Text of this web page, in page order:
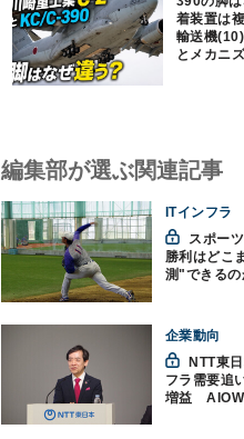
着装置は
輸送機
とメカニ
編集部が選ぶ関連記事
ITインフラ
勝利はどこ
測"できる
NTT東日本
がAI活用
企業動向
NTT東日本、AIイン
フラ需要追
増益